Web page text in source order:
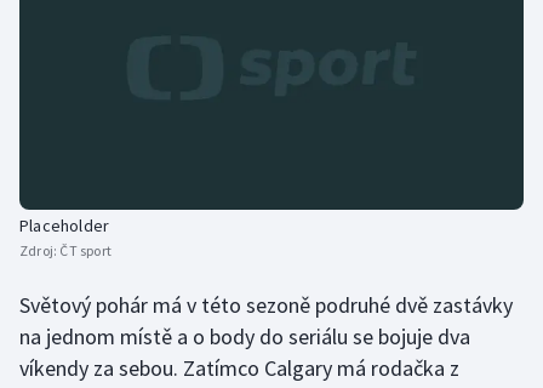
Volejbal
Ostatní
Placeholder
Zdroj: ČT sport
Světový pohár má v této sezoně podruhé dvě zastávky
na jednom místě a o body do seriálu se bojuje dva
víkendy za sebou. Zatímco Calgary má rodačka z